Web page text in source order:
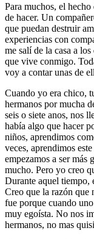
Para muchos, el
de hacer. Un
que puedan destruir
experiencias con
me salí de la casa a
que vive conmigo.
voy a contar unas de
Cuando yo era chico,
hermanos por mucha
seis o siete anos, nos
había algo que hacer
niños, aprendimos
veces, aprendimos
empezamos a ser más
mucho. Pero yo creo
Durante aquel tiempo,
Creo que la razón que
fue porque cuando
muy egoísta. No nos
hermanos, no mas